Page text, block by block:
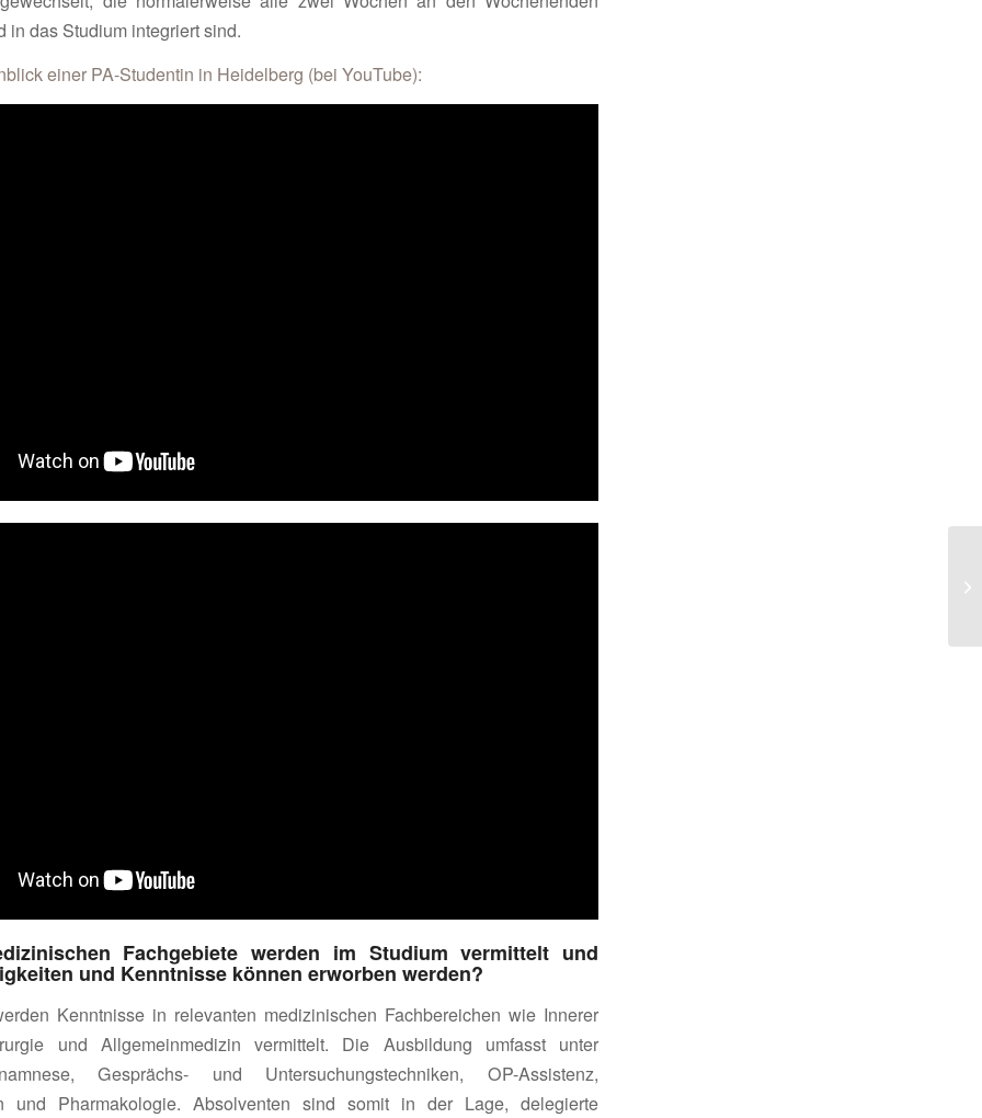
in das Studium integriert sind.
einer PA-Studentin in Heidelberg (bei YouTube):
Fachgebiete werden im Studium vermittelt und
und Kenntnisse können erworben werden?
Kenntnisse in relevanten medizinischen Fachbereichen wie Innerer
und Allgemeinmedizin vermittelt. Die Ausbildung umfasst unter
Gesprächs- und Untersuchungstechniken, OP-Assistenz,
und Pharmakologie. Absolventen sind somit in der Lage, delegierte